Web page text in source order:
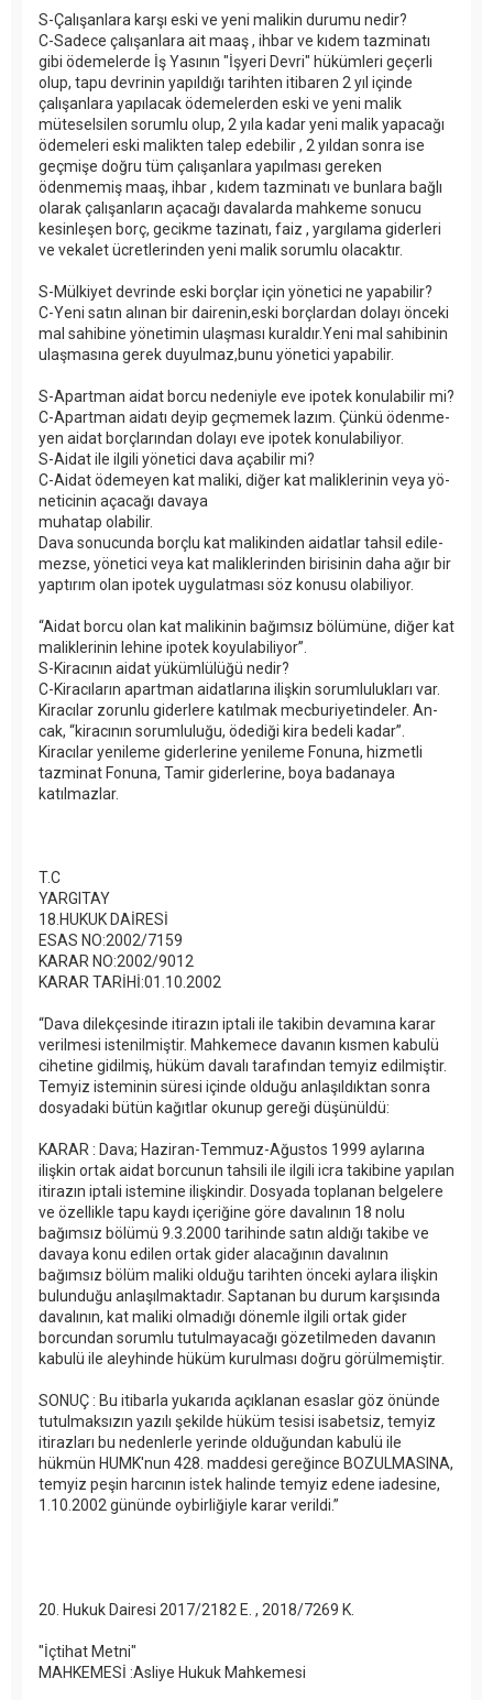
S-Çalışanlara karşı eski ve yeni malikin durumu nedir?
C-Sadece çalışanlara ait maaş , ihbar ve kıdem tazminatı
gibi ödemelerde İş Yasının "İşyeri Devri" hükümleri geçerli
olup, tapu devrinin yapıldığı tarihten itibaren 2 yıl içinde
çalışanlara yapılacak ödemelerden eski ve yeni malik
müteselsilen sorumlu olup, 2 yıla kadar yeni malik yapacağı
ödemeleri eski malikten talep edebilir , 2 yıldan sonra ise
geçmişe doğru tüm çalışanlara yapılması gereken
ödenmemiş maaş, ihbar , kıdem tazminatı ve bunlara bağlı
olarak çalışanların açacağı davalarda mahkeme sonucu
kesinleşen borç, gecikme tazinatı, faiz , yargılama giderleri
ve vekalet ücretlerinden yeni malik sorumlu olacaktır.
S-Mülkiyet devrinde eski borçlar için yönetici ne yapabilir?
C-Yeni satın alınan bir dairenin,eski borçlardan dolayı önceki
mal sahibine yönetimin ulaşması kuraldır.Yeni mal sahibinin
ulaşmasına gerek duyulmaz,bunu yönetici yapabilir.
S-Apartman aidat borcu nedeniyle eve ipotek konulabilir mi?
C-Apart­man ai­da­tı de­yip geç­me­mek la­zım. Çün­kü öden­me­
yen ai­dat borç­la­rın­dan do­la­yı eve ipo­tek ko­nu­la­bi­li­yor.
S-Aidat ile ilgili yönetici dava açabilir mi?
C-Ai­dat öde­me­yen kat ma­li­ki, di­ğer kat ma­lik­le­ri­nin ve­ya yö­
ne­ti­ci­nin aça­ca­ğı da­va­ya
mu­ha­tap ola­bi­lir.
Da­va so­nu­cun­da borç­lu kat ma­li­kin­den ai­dat­lar tah­sil edi­le­
mez­se, yö­ne­ti­ci ve­ya kat ma­lik­le­rin­den bi­ri­si­nin da­ha ağır bir
yap­tı­rım olan ipo­tek uy­gu­lat­ma­sı söz ko­nu­su ola­bi­li­yor.
“Ai­dat bor­cu olan kat ma­li­ki­nin ba­ğım­sız bö­lü­mü­ne, di­ğer kat
ma­lik­le­ri­nin le­hi­ne ipo­tek ko­yu­la­bi­li­yor”.
S-Kiracının aidat yükümlülüğü nedir?
C-Ki­ra­cı­la­rın apart­man ai­dat­la­rı­na iliş­kin so­rum­lu­luk­la­rı var.
Ki­ra­cı­lar zo­run­lu gi­der­le­re ka­tıl­mak mec­bu­ri­ye­tin­de­ler. An­
cak, “ki­ra­cı­nın so­rum­lu­lu­ğu, öde­di­ği ki­ra be­de­li ka­da­r”.
Kiracılar yenileme giderlerine yenileme Fonuna, hizmetli
tazminat Fonuna, Tamir giderlerine, boya badanaya
katılmazlar.
T.C
YARGITAY
18.HUKUK DAİRESİ
ESAS NO:2002/7159
KARAR NO:2002/9012
KARAR TARİHİ:01.10.2002
“Dava dilekçesinde itirazın iptali ile takibin devamına karar
verilmesi istenilmiştir. Mahkemece davanın kısmen kabulü
cihetine gidilmiş, hüküm davalı tarafından temyiz edilmiştir.
Temyiz isteminin süresi içinde olduğu anlaşıldıktan sonra
dosyadaki bütün kağıtlar okunup gereği düşünüldü:
KARAR : Dava; Haziran-Temmuz-Ağustos 1999 aylarına
ilişkin ortak aidat borcunun tahsili ile ilgili icra takibine yapılan
itirazın iptali istemine ilişkindir. Dosyada toplanan belgelere
ve özellikle tapu kaydı içeriğine göre davalının 18 nolu
bağımsız bölümü 9.3.2000 tarihinde satın aldığı takibe ve
davaya konu edilen ortak gider alacağının davalının
bağımsız bölüm maliki olduğu tarihten önceki aylara ilişkin
bulunduğu anlaşılmaktadır. Saptanan bu durum karşısında
davalının, kat maliki olmadığı dönemle ilgili ortak gider
borcundan sorumlu tutulmayacağı gözetilmeden davanın
kabulü ile aleyhinde hüküm kurulması doğru görülmemiştir.
SONUÇ : Bu itibarla yukarıda açıklanan esaslar göz önünde
tutulmaksızın yazılı şekilde hüküm tesisi isabetsiz, temyiz
itirazları bu nedenlerle yerinde olduğundan kabulü ile
hükmün HUMK'nun 428. maddesi gereğince BOZULMASINA,
temyiz peşin harcının istek halinde temyiz edene iadesine,
1.10.2002 gününde oybirliğiyle karar verildi.”
20. Hukuk Dairesi 2017/2182 E. , 2018/7269 K.
"İçtihat Metni"
MAHKEMESİ :Asliye Hukuk Mahkemesi